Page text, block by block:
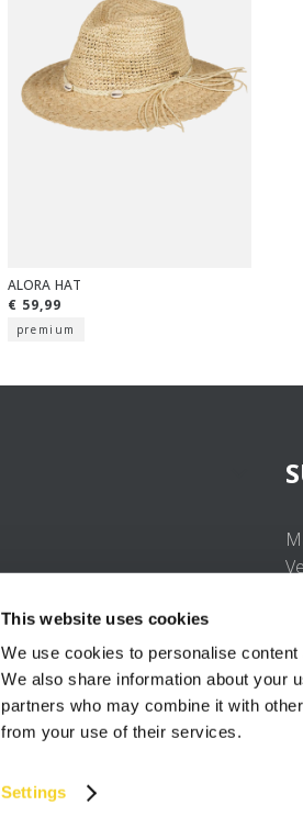
This website uses cookies
We use cookies to personalise
We also share information about your
partners who may combine it with
from your use of their services.
Settings
ALORA HAT
€ 59,99
premium